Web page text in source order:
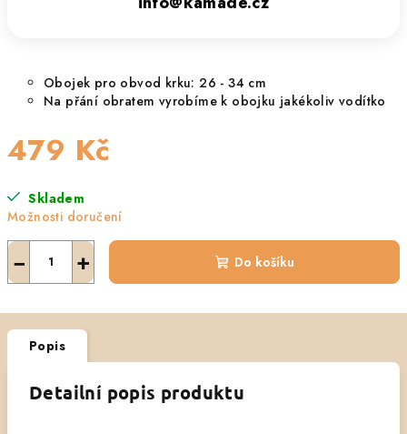
Obojek pro obvod krku: 26 - 34 cm
Na přání obratem vyrobíme k obojku jakékoliv vodítko
479 Kč
cena:Skladem
Možnosti doručení
+
− Do košíku
Popis
Detailní popis produktu